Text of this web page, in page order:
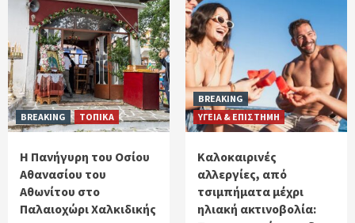
BREAKING ΤΟΠΙΚΑ
Η Πανήγυρη του Οσίου
Αθανασίου του
Αθωνίτου στο
Παλαιοχώρι Χαλκιδικής
BREAKING
ΥΓΕΙΑ & ΕΠΙΣΤΗΜΗ
Καλοκαιρινές
αλλεργίες, από
τσιμπήματα μέχρι
ηλιακή ακτινοβολία: